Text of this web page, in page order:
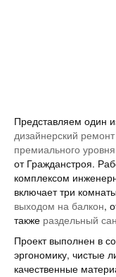
Представляем один
дизайнерский
премиального уровня
от Гражданстроя.
комплексом
включает три
выходом на балкон,
также раздельный
Проект выполнен в
эргономику, чистые
качественные